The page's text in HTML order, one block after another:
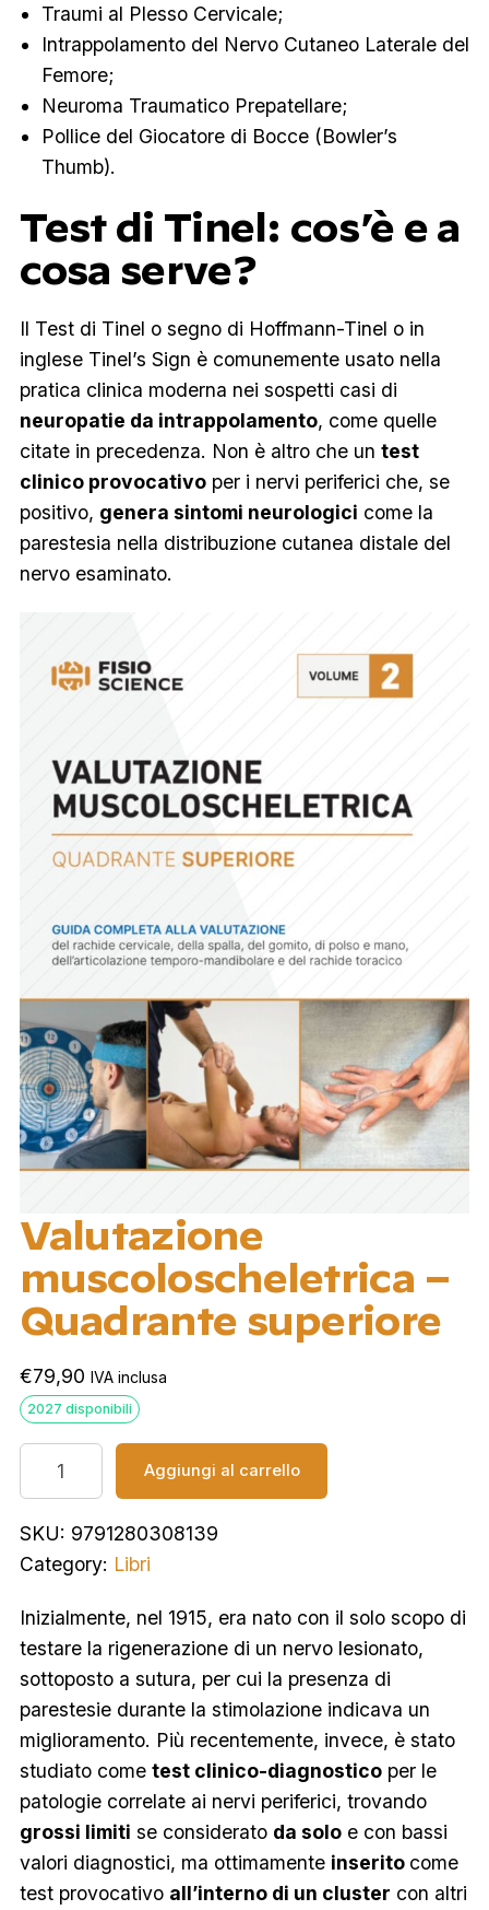
Traumi al Plesso Cervicale;
Intrappolamento del Nervo Cutaneo Laterale del
Femore;
Neuroma Traumatico Prepatellare;
Pollice del Giocatore di Bocce (Bowler’s
Thumb).
Test di Tinel: cos’è e a
cosa serve?
Il Test di Tinel o segno di Hoffmann-Tinel o in
inglese Tinel’s Sign è comunemente usato nella
pratica clinica moderna nei sospetti casi di
neuropatie da intrappolamento, come quelle
citate in precedenza. Non è altro che un test
clinico provocativoper i nervi periferici che, se
positivo, genera sintomi neurologici come la
parestesia nella distribuzione cutanea distale del
nervo esaminato.
Valutazione
muscoloscheletrica –
Quadrante superiore
€79,90 IVA inclusa
2027 disponibili
Aggiungi al carrello
SKU: 9791280308139
Category: Libri
Inizialmente, nel 1915, era nato con il solo scopo di
testare la rigenerazione di un nervo lesionato,
sottoposto a sutura, per cui la presenza di
parestesie durante la stimolazione indicava un
miglioramento. Più recentemente, invece, è stato
studiato come test clinico-diagnosticoper le
patologie correlate ai nervi periferici, trovando
grossi limiti se considerato da soloe con bassi
valori diagnostici, ma ottimamente inserito come
test provocativo all’interno di un cluster con altri